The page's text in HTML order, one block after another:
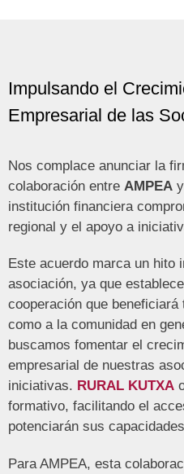
Impulsando el
Empresarial de las
Nos complace anunciar la
colaboración entre AMPEA y
institución financiera
regional y el apoyo a
Este acuerdo marca un hito
asociación, ya que
cooperación que
como a la comunidad en
buscamos fomentar el
empresarial de nuestras
iniciativas. RURAL KUTXA
formativo, facilitando el
potenciarán sus
Para AMPEA, esta